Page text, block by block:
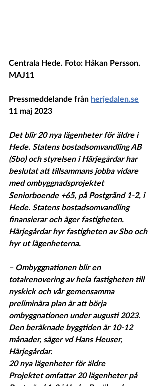
Centrala Hede. Foto: Håkan Persson.
MAJ11
Pressmeddelande från herjedalen.se
11 maj 2023
Det blir 20 nya lägenheter för äldre i
Hede. Statens bostadsomvandling AB
(Sbo) och styrelsen i Härjegårdar har
beslutat att tillsammans jobba vidare
med ombyggnadsprojektet
Seniorboende +65, på Postgränd 1-2, i
Hede. Statens bostadsomvandling
finansierar och äger fastigheten.
Härjegårdar hyr fastigheten av Sbo och
hyr ut lägenheterna.
– Ombyggnationen blir en
totalrenovering av hela fastigheten till
nyskick och vår gemensamma
preliminära plan är att börja
ombyggnationen under augusti 2023.
Den beräknade byggtiden är 10-12
månader, säger vd Hans Heuser,
Härjegårdar.
20 nya lägenheter för äldre
Projektet omfattar 20 lägenheter på